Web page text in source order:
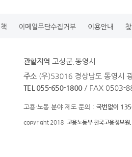
이메일무단수집거부 이용안내
관할지역 고성군,통영시
주소 (우)53016 경상남도 통영시
TEL 055-650-1800 / FAX 0503-
고용·노동 분야 제도 문의 : 국번없이
copyright 2018 고용노동부 한국고용정보원.